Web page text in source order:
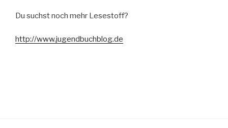
Du suchst noch mehr Lesestoff?
http://www.jugendbuchblog.de